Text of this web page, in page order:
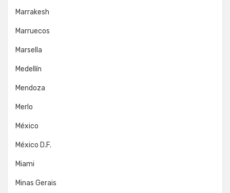
Marrakesh
Marruecos
Marsella
Medellín
Mendoza
Merlo
México
México D.F.
Miami
Minas Gerais